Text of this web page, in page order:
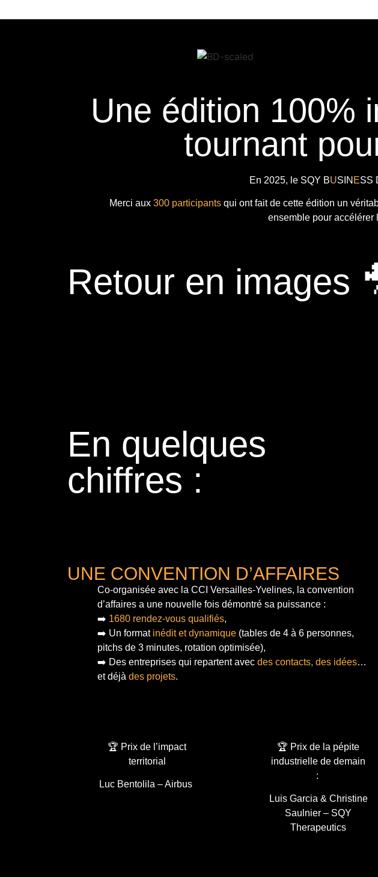
Une édition 100%
tournant
En 2025, le SQY BUSIN ESS
Merci aux 300 participantsqui ont fait de cette édition un
ensemble pour accélérer
Retour en images
En quelques
chiffres :
UNE CONVENTION D’AFFAIRES
Co-organisée avec la CCI Versailles-Yvelines, la convention
d’affaires a une nouvelle fois démontré sa puissance :
➡️ 1680 rendez-vous qualifiés,
➡️ Un format inédit et dynamique (tables de 4 à 6 personnes,
pitchs de 3 minutes, rotation optimisée),
➡️ Des entreprises qui repartent avec des contacts, des idées…
et déjà des projets.
🏆 Prix de l’impact
territorial
Luc Bentolila – Airbus
🏆 Prix de la pépite
industrielle de demain
:
Luis Garcia & Christine
Saulnier – SQY
Therapeutics